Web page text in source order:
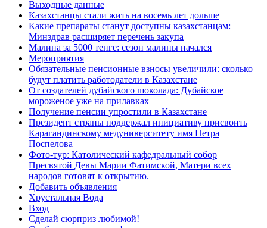
Выходные данные
Казахстанцы стали жить на восемь лет дольше
Какие препараты станут доступны казахстанцам:
Минздрав расширяет перечень закупа
Малина за 5000 тенге: сезон малины начался
Мероприятия
Обязательные пенсионные взносы увеличили: сколько
будут платить работодатели в Казахстане
От создателей дубайского шоколада: Дубайское
мороженое уже на прилавках
Получение пенсии упростили в Казахстане
Президент страны поддержал инициативу присвоить
Карагандинскому медуниверситету имя Петра
Поспелова
Фото-тур: Католический кафедральный собор
Пресвятой Девы Марии Фатимской, Матери всех
народов готовят к открытию.
Добавить объявления
Хрустальная Вода
Вход
Сделай сюрприз любимой!